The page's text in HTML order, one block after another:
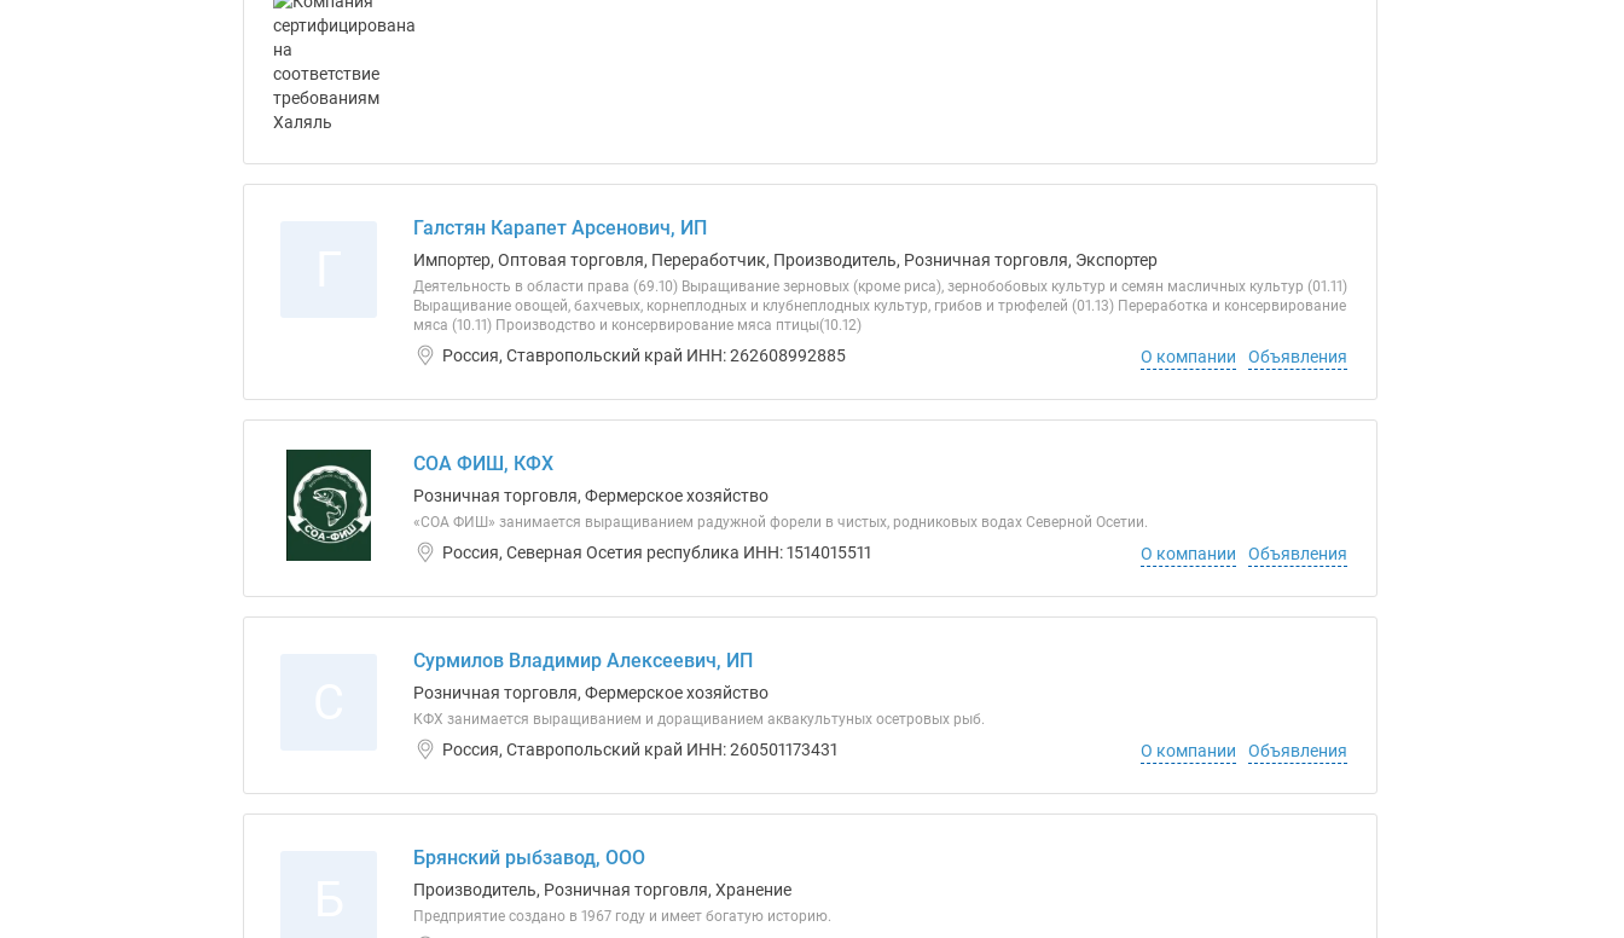
Галстян Карапет Арсенович, ИП
Импортер, Оптовая торговля, Переработчик, Производитель, Розничная торговля, Экспортер
Деятельность в области права (69.10) Выращивание зерновых (кроме риса), зернобобовых культур и семян масличных культур (01.11)
Выращивание овощей, бахчевых, корнеплодных и клубнеплодных культур, грибов и трюфелей (01.13) Переработка и консервирование
мяса (10.11) Производство и консервирование мяса птицы(10.12)
Россия, Ставропольский край ИНН: 262608992885 О компании Объявления
СОА ФИШ, КФХ
Розничная торговля, Фермерское хозяйство
«СОА ФИШ» занимается выращиванием радужной форели в чистых, родниковых водах Северной Осетии.
Россия, Северная Осетия республика ИНН: 1514015511 О компании Объявления
Сурмилов Владимир Алексеевич, ИП
Розничная торговля, Фермерское хозяйство
КФХ занимается выращиванием и доращиванием аквакультуных осетровых рыб.
Россия, Ставропольский край ИНН: 260501173431 О компании Объявления
Брянский рыбзавод, ООО
Производитель, Розничная торговля, Хранение
Предприятие создано в 1967 году и имеет богатую историю.